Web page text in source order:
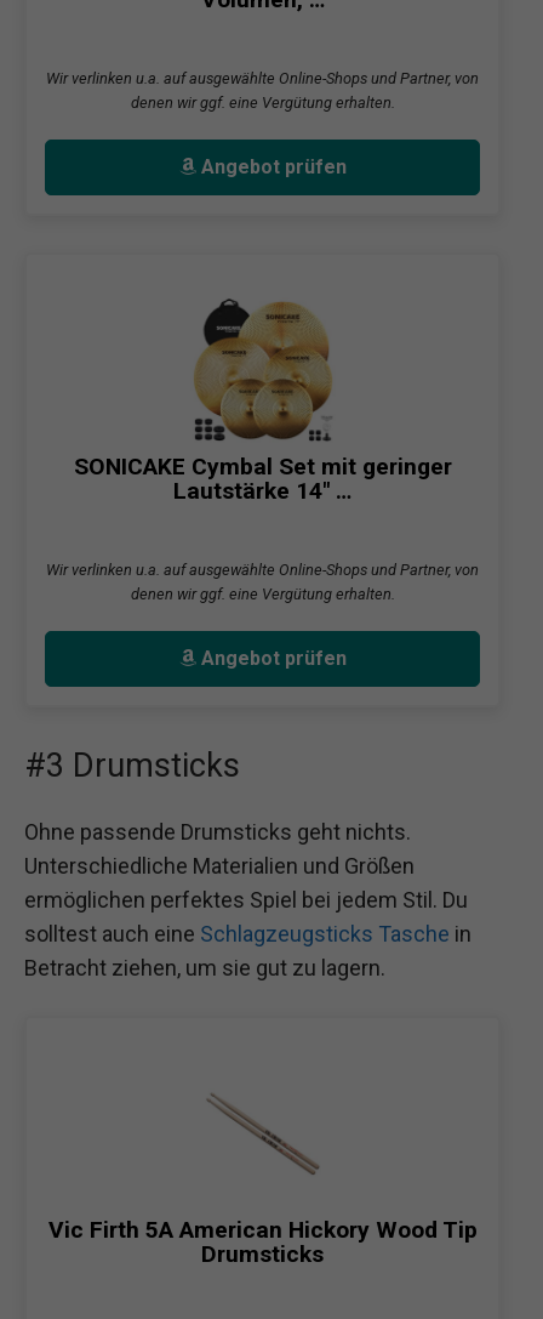
Wir verlinken u.a. auf ausgewählte Online-Shops und Partner, von
denen wir ggf. eine Vergütung erhalten.
Angebot prüfen
SONICAKE Cymbal Set mit geringer
Lautstärke 14" …
Wir verlinken u.a. auf ausgewählte Online-Shops und Partner, von
denen wir ggf. eine Vergütung erhalten.
Angebot prüfen
#3 Drumsticks
Ohne passende Drumsticks geht nichts.
Unterschiedliche Materialien und Größen
ermöglichen perfektes Spiel bei jedem Stil. Du
solltest auch eine Schlagzeugsticks Tasche in
Betracht ziehen, um sie gut zu lagern.
Vic Firth 5A American Hickory Wood Tip
Drumsticks